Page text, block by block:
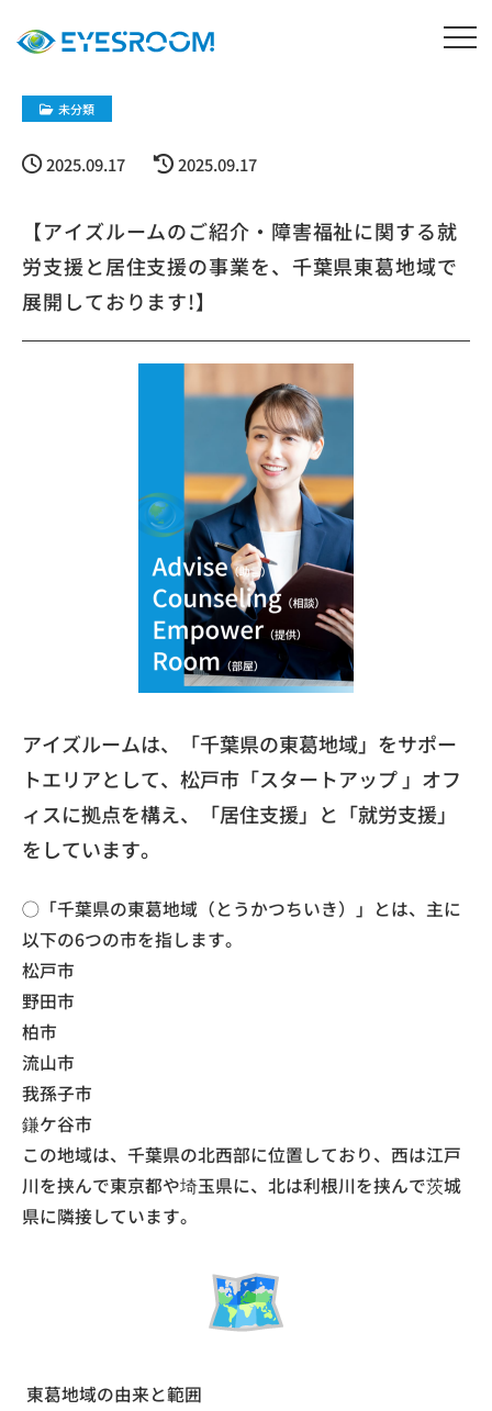
未分類
2025.09.17 2025.09.17
【アイズルームのご紹介・障害福祉に関する就
労支援と居住支援の事業を、千葉県東葛地域で
展開しております!】
アイズルームは、「千葉県の東葛地域」をサポー
トエリアとして、松戸市「スタートアップ 」オフ
ィスに拠点を構え、「居住支援」と「就労支援」
をしています。
◯「千葉県の東葛地域（とうかつちいき）」とは、主に
以下の6つの市を指します。
​松戸市
​野田市
​柏市
​流山市
​我孫子市
​鎌ケ谷市
​この地域は、千葉県の北西部に位置しており、西は江戸
川を挟んで東京都や埼玉県に、北は利根川を挟んで茨城
県に隣接しています。
東葛地域の由来と範囲